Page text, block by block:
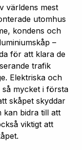
världens mest
utomhus
kondens och
–
för att klara de
trafik
Elektriska och
mycket i första
skåpet skyddar
kan bidra till att
viktigt att